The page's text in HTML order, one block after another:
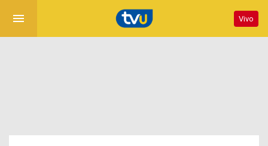
menu Vivo